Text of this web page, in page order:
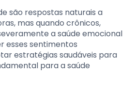
são respostas naturais a
mas quando crônicos,
a saúde emocional
esses sentimentos
estratégias saudáveis para
para a saúde